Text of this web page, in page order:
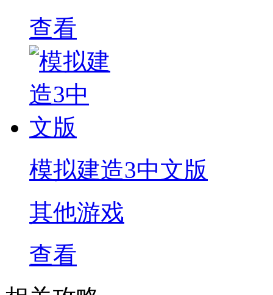
查看
模拟建造3中文版
其他游戏
查看